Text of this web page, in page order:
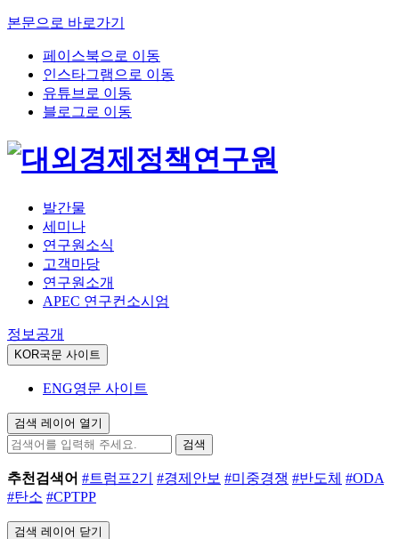
본문으로 바로가기
페이스북으로 이동
인스타그램으로 이동
유튜브로 이동
블로그로 이동
발간물
세미나
연구원소식
고객마당
연구원소개
APEC 연구컨소시엄
정보공개
KOR국문 사이트
ENG영문 사이트
검색 레이어 열기
검색
추천검색어 #트럼프2기 #경제안보 #미중경쟁 #반도체 #ODA
#탄소 #CPTPP
검색 레이어 닫기